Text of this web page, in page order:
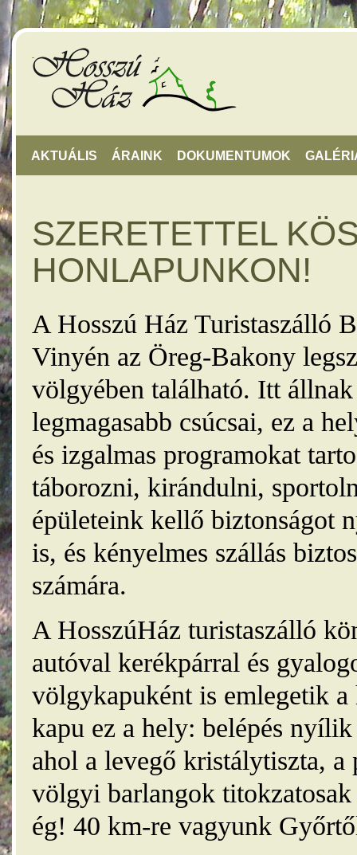
AKTUÁLIS ÁRAINK DOKUMENTUMOK
SZERETETTEL
HONLAPUNKON!
A Hosszú Ház Turistaszálló
Vinyén az Öreg-Bakony
völgyében található. Itt
legmagasabb csúcsai, ez a
és izgalmas programokat
táborozni, kirándulni,
épületeink kellő biztonságot
is, és kényelmes szállás
számára.
A HosszúHáz turistaszálló
autóval kerékpárral és
völgykapuként is emlegetik
kapu ez a hely: belépés
ahol a levegő kristálytiszta, a
völgyi barlangok
ég! 40 km-re vagyunk